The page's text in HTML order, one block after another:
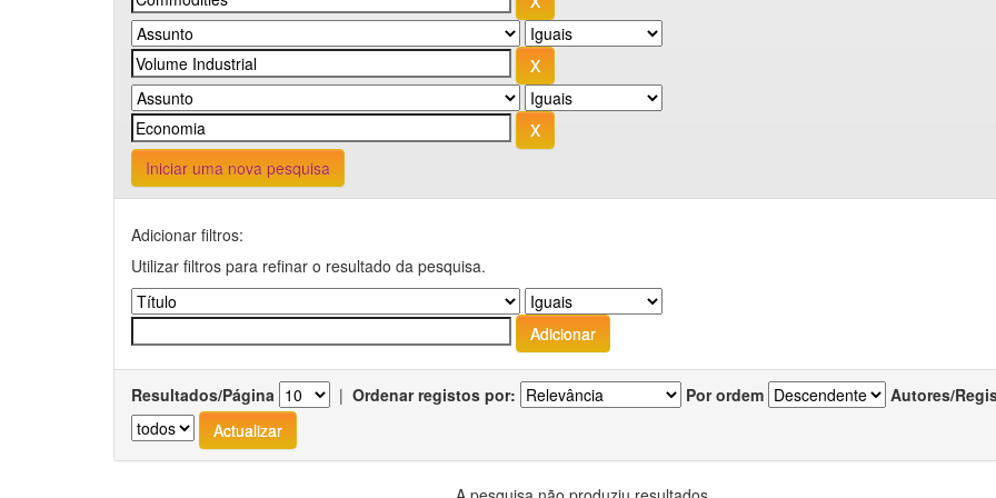
Iniciar uma nova pesquisa
Adicionar filtros:
Utilizar filtros para refinar o resultado da pesquisa.
Resultados/Página | Ordenar registos por: Por ordem Autores/